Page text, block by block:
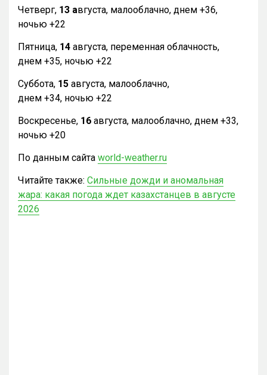
Четверг, 13 августа, малооблачно, днем +36,
ночью +22
Пятница, 14 августа, переменная облачность,
днем +35, ночью +22
Суббота, 15 августа, малооблачно,
днем +34, ночью +22
Воскресенье, 16 августа, малооблачно, днем +33,
ночью +20
По данным сайта world-weather.ru
Читайте также: Сильные дожди и аномальная
жара: какая погода ждет казахстанцев в августе
2026